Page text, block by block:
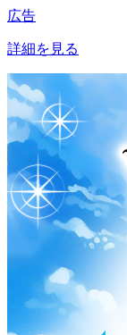
広告
詳細を見る